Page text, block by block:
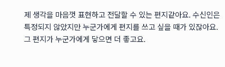
제 생각을 마음껏 표현하고 전달할 수 있는 편지같아요. 수신인은
특정되지 않았지만 누군가에게 편지를 쓰고 싶을 때가 있잖아요.
그 편지가 누군가에게 닿으면 더 좋고요.